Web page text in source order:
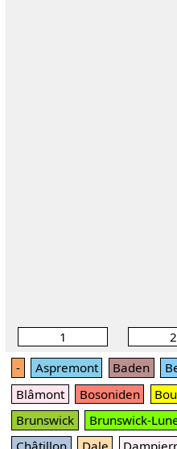
1 2
-
Aspremont Baden
Blâmont
Bosoniden
Brunswick
Brunswick-